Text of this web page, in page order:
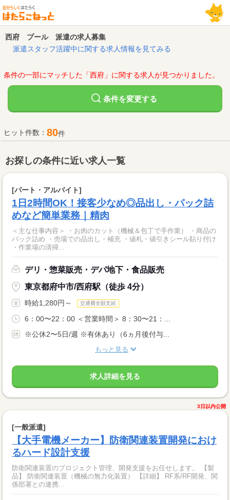
西府 プール 派遣の求人募集
派遣スタッフ活躍中に関する求人情報を見てみる
条件の一部にマッチした「西府」に関する求人が見つかりました。
条件を変更する
ヒット件数： 80件
お探しの条件に近い求人一覧
[パート・アルバイト]
1日2時間OK！接客少なめ◎品出し・パック詰
めなど簡単業務｜精肉
＜主な仕事内容＞ ・お肉のカット（機械＆包丁で手作業） ・商品の
パック詰め ・売場での品出し・補充 ・値札・値引きシール貼り付け
・作業場の清掃...
デリ・惣菜販売・デパ地下・食品販売
東京都府中市/西府駅（徒歩 4分）
時給1,280円～ 交通費全額支給
6：00〜22：00 ＜営業時間＞ 8：30〜21：...
※公休2〜5日/週 ※有休あり（6ヵ月後付与...
もっと見る
求人詳細を見る
3日以内公開
[一般派遣]
【大手電機メーカー】防衛関連装置開発におけ
るハード設計支援
防衛関連装置のプロジェクト管理、開発支援をお任せします。 【製
品】 防衛関連装置（機械の無力化装置） 【詳細】 RF系/RF開発、関
係部署との連携...